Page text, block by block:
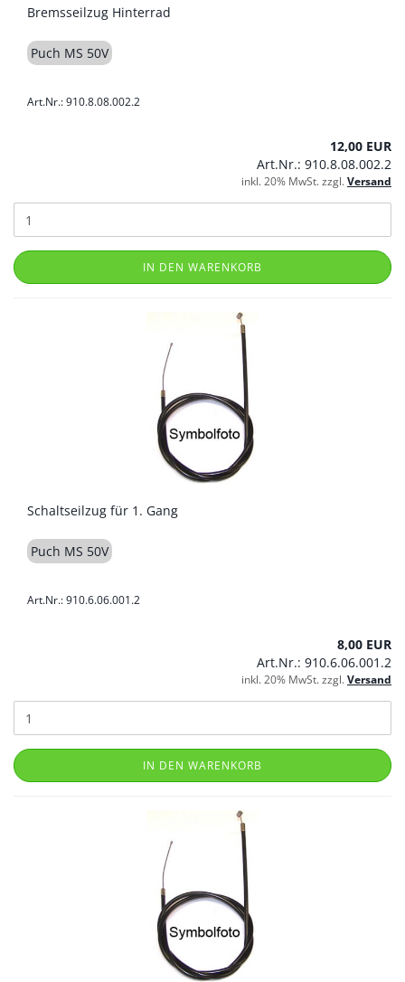
Bremsseilzug Hinterrad
Puch MS 50V
Art.Nr.: 910.8.08.002.2
12,00 EUR
Art.Nr.: 910.8.08.002.2
inkl. 20% MwSt. zzgl.Versand
IN DEN WARENKORB
Schaltseilzug für 1. Gang
Puch MS 50V
Art.Nr.: 910.6.06.001.2
8,00 EUR
Art.Nr.: 910.6.06.001.2
inkl. 20% MwSt. zzgl.Versand
IN DEN WARENKORB